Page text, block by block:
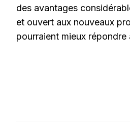
des avantages
et ouvert aux nouveaux
pourraient mieux répondre